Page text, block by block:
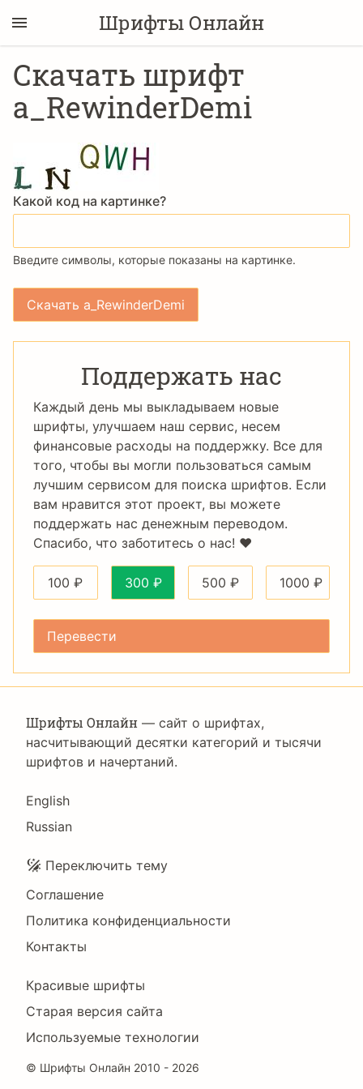
Шрифты Онлайн
Скачать шрифт
a_RewinderDemi
Какой код на картинке?
Введите символы, которые показаны на картинке.
Поддержать нас
Каждый день мы выкладываем новые
шрифты, улучшаем наш сервис, несем
финансовые расходы на поддержку. Все для
того, чтобы вы могли пользоваться самым
лучшим сервисом для поиска шрифтов. Если
вам нравится этот проект, вы можете
поддержать нас денежным переводом.
Спасибо, что заботитесь о нас! ❤️
100 ₽ 300 ₽ 500 ₽ 1000 ₽
Шрифты Онлайн — сайт о шрифтах,
насчитывающий десятки категорий и тысячи
шрифтов и начертаний.
Language
English
Russian
Подвал
Переключить тему
Соглашение
Политика конфиденциальности
Контакты
Footer
Right
Красивые шрифты
Старая версия сайта
Используемые технологии
© Шрифты Онлайн 2010 - 2026